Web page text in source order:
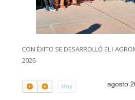
CON ÉXITO SE DESARROLLÓ EL I
2026
Hoy agosto